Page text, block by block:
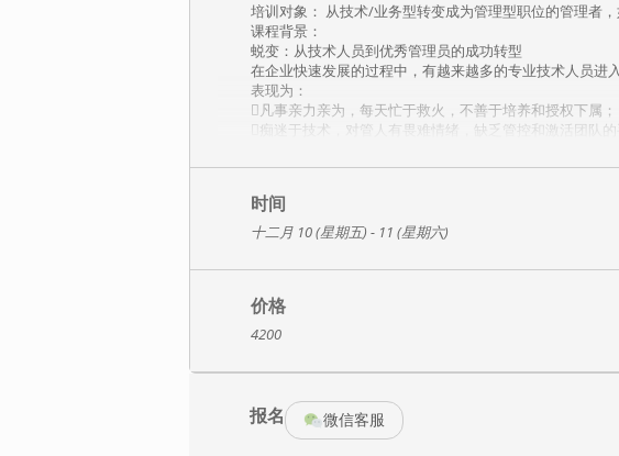
培训对象： 从技术/业务型转变成为管理型职位的管理者
课程背景：
蜕变：从技术人员到优秀管理员的成功转型
在企业快速发展的过程中，有越来越多的专业技术人员
表现为：
凡事亲力亲为，每天忙于救火，不善于培养和授权下属；
痴迷于技术，对管人有畏难情绪，缺乏管控和激活团队的
缺少大局观、没有长远规划，不会创造和改变环境；
同时技术型管理者本身也要承担大量的项目交付工作，导
理、产品总监冯南石老师与您一同进行学习与蜕变。本课
领头狼，完成华丽的转型蜕变！
课程收获
1、培养优秀的技术性管理人员，提升效率，留住优秀人才；
1、帮助您正确定位角色，建立技术型管理者的思维理念；
2、掌握时间管理和表达沟通技巧，提升沟通效率；
3、运用管理者高效工作八步法，带领团队实现目标；
时间
十二月 10 (星期五) - 11 (星期六)
价格
4200
报名 微信客服